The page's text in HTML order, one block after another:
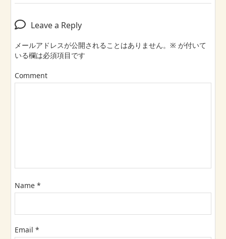
Leave a Reply
メールアドレスが公開されることはありません。 ※ が付いて
いる欄は必須項目です
Comment
Name *
Email *